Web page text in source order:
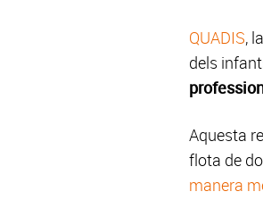
QUADIS,
dels
Aquesta
flota de
manera